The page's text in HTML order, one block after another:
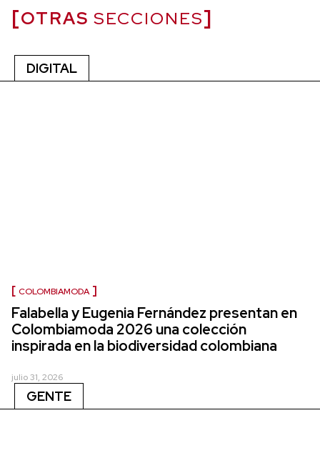
OTRAS SECCIONES
DIGITAL
COLOMBIAMODA
Falabella y Eugenia Fernández presentan en
Colombiamoda 2026 una colección
inspirada en la biodiversidad colombiana
julio 31, 2026
GENTE